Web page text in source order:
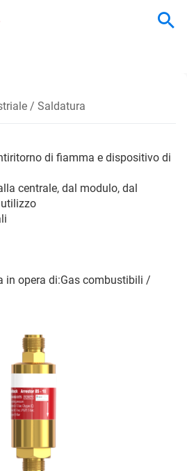
/ Saldatura
di fiamma e dispositivo di
centrale, dal modulo, dal
in opera di:Gas combustibili /